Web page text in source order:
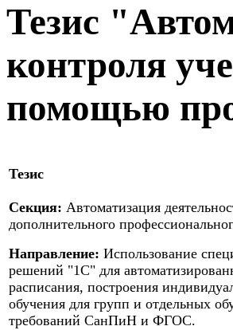
Тезис
контроля
помощью
Тезис
Секция: Автоматизация
дополнительного
Направление: Использование
решений "1С" для
расписания, построения
обучения для групп и отдельных
требований СанПиН и ФГОС.